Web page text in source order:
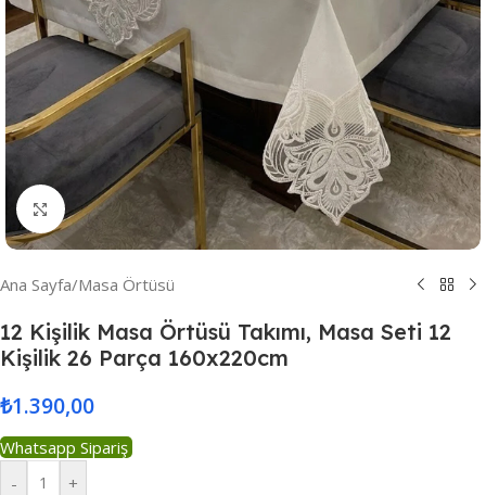
Resmi Büyüt
Ana Sayfa/Masa Örtüsü
12 Kişilik Masa Örtüsü Takımı, Masa Seti 12
Kişilik 26 Parça 160x220cm
₺1.390,00
Whatsapp Sipariş
-
+